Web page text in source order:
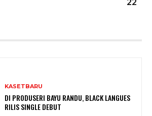
22
KASETBARU
DI PRODUSERI BAYU RANDU, BLACK LANGUES
RILIS SINGLE DEBUT